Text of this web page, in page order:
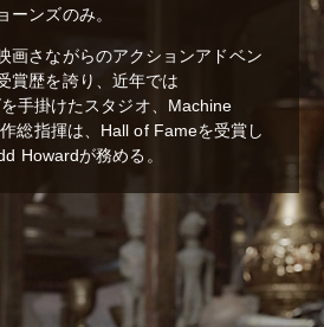
ンズのみ。
画さながらのアクションアドベン
賞歴を誇り、近年では
手掛けたスタジオ、Machine
総指揮は、Hall of Fameを受賞し
Howardが務める。